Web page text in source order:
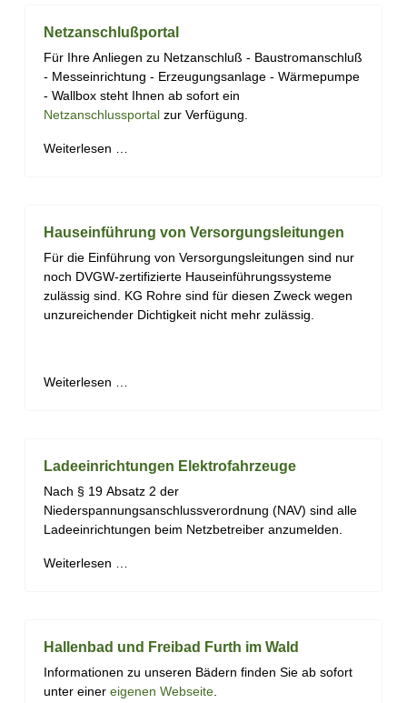
Netzanschlußportal
Für Ihre Anliegen zu Netzanschluß - Baustromanschluß
- Messeinrichtung - Erzeugungsanlage - Wärmepumpe
- Wallbox steht Ihnen ab sofort ein
Netzanschlussportal zur Verfügung.
Weiterlesen …
Hauseinführung von Versorgungsleitungen
Für die Einführung von Versorgungsleitungen sind nur
noch DVGW-zertifizierte Hauseinführungssysteme
zulässig sind. KG Rohre sind für diesen Zweck wegen
unzureichender Dichtigkeit nicht mehr zulässig.
Weiterlesen …
Ladeeinrichtungen Elektrofahrzeuge
Nach § 19 Absatz 2 der
Niederspannungsanschlussverordnung (NAV) sind alle
Ladeeinrichtungen beim Netzbetreiber anzumelden.
Weiterlesen …
Hallenbad und Freibad Furth im Wald
Informationen zu unseren Bädern finden Sie ab sofort
unter einer eigenen Webseite